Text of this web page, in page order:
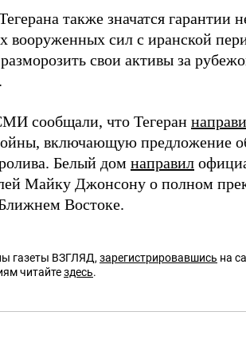
также значатся гарантии
вооруженных сил с иранской
свои активы за
сообщали, что Тегеран
включающую предложение
Белый дом направил
Майку Джонсону о полном
Востоке.
газеты ВЗГЛЯД, зарегистрировавшись на
читайтездесь.